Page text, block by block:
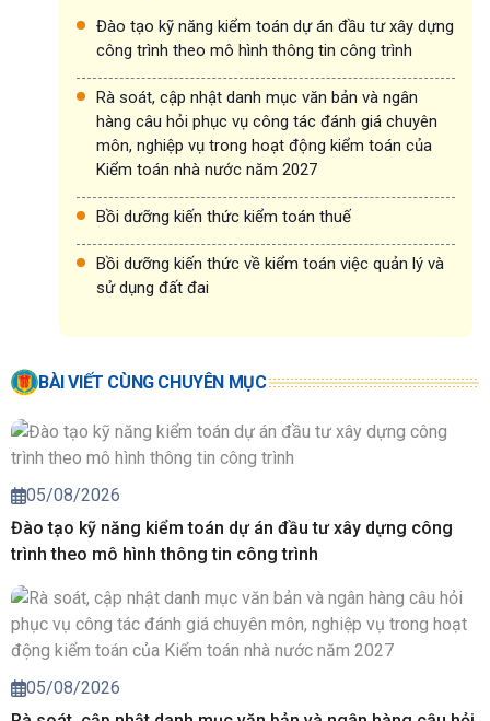
Đào tạo kỹ năng kiểm toán dự án đầu tư xây dựng
công trình theo mô hình thông tin công trình
Rà soát, cập nhật danh mục văn bản và ngân
hàng câu hỏi phục vụ công tác đánh giá chuyên
môn, nghiệp vụ trong hoạt động kiểm toán của
Kiểm toán nhà nước năm 2027
Bồi dưỡng kiến thức kiểm toán thuế
Bồi dưỡng kiến thức về kiểm toán việc quản lý và
sử dụng đất đai
BÀI VIẾT CÙNG CHUYÊN MỤC
05/08/2026
Đào tạo kỹ năng kiểm toán dự án đầu tư xây dựng công
trình theo mô hình thông tin công trình
05/08/2026